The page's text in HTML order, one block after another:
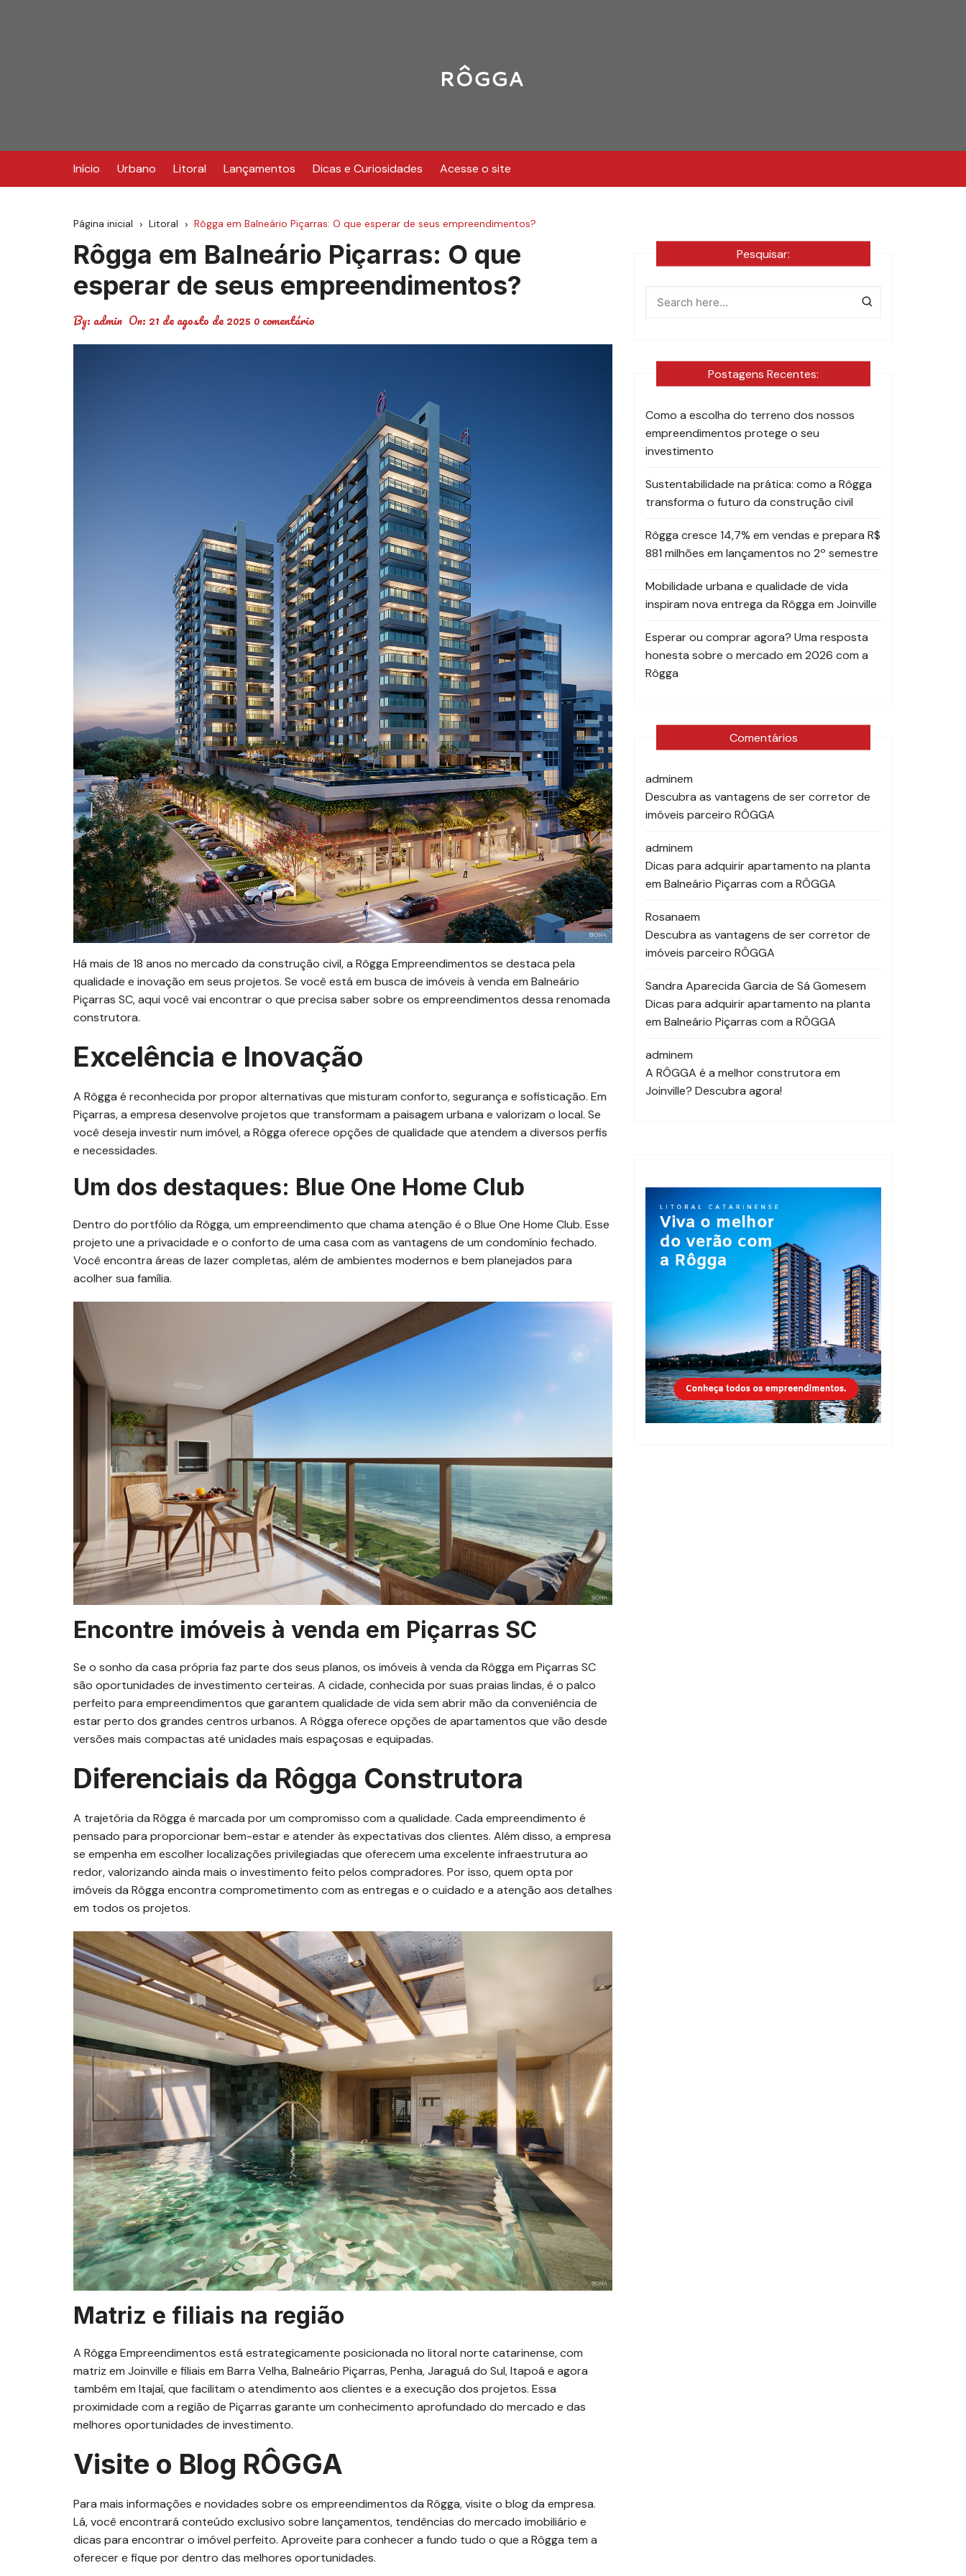
Início Urbano Litoral Lançamentos Dicas e Curiosidades Acesse o site
Página inicial Litoral Rôgga em Balneário Piçarras: O que esperar de seus empreendimentos?
Rôgga em Balneário Piçarras: O que
esperar de seus empreendimentos?
By: admin On: 21 de agosto de 2025 0 comentário
Há mais de 18 anos no mercado da construção civil, a Rôgga Empreendimentos se destaca pela
qualidade e inovação em seus projetos. Se você está em busca de imóveis à venda em Balneário
Piçarras SC, aqui você vai encontrar o que precisa saber sobre os empreendimentos dessa renomada
construtora.
Excelência e Inovação
A Rôgga é reconhecida por propor alternativas que misturam conforto, segurança e sofisticação. Em
Piçarras, a empresa desenvolve projetos que transformam a paisagem urbana e valorizam o local. Se
você deseja investir num imóvel, a Rôgga oferece opções de qualidade que atendem a diversos perfis
e necessidades.
Um dos destaques: Blue One Home Club
Dentro do portfólio da Rôgga, um empreendimento que chama atenção é o Blue One Home Club. Esse
projeto une a privacidade e o conforto de uma casa com as vantagens de um condomínio fechado.
Você encontra áreas de lazer completas, além de ambientes modernos e bem planejados para
acolher sua família.
Encontre imóveis à venda em Piçarras SC
Se o sonho da casa própria faz parte dos seus planos, os imóveis à venda da Rôgga em Piçarras SC
são oportunidades de investimento certeiras. A cidade, conhecida por suas praias lindas, é o palco
perfeito para empreendimentos que garantem qualidade de vida sem abrir mão da conveniência de
estar perto dos grandes centros urbanos. A Rôgga oferece opções de apartamentos que vão desde
versões mais compactas até unidades mais espaçosas e equipadas.
Diferenciais da Rôgga Construtora
A trajetória da Rôgga é marcada por um compromisso com a qualidade. Cada empreendimento é
pensado para proporcionar bem-estar e atender às expectativas dos clientes. Além disso, a empresa
se empenha em escolher localizações privilegiadas que oferecem uma excelente infraestrutura ao
redor, valorizando ainda mais o investimento feito pelos compradores. Por isso, quem opta por
imóveis da Rôgga encontra comprometimento com as entregas e o cuidado e a atenção aos detalhes
em todos os projetos.
Matriz e filiais na região
A Rôgga Empreendimentos está estrategicamente posicionada no litoral norte catarinense, com
matriz em Joinville e filiais em Barra Velha, Balneário Piçarras, Penha, Jaraguá do Sul, Itapoá e agora
também em Itajaí, que facilitam o atendimento aos clientes e a execução dos projetos. Essa
proximidade com a região de Piçarras garante um conhecimento aprofundado do mercado e das
melhores oportunidades de investimento.
Visite o Blog RÔGGA
Para mais informações e novidades sobre os empreendimentos da Rôgga, visite o blog da empresa.
Lá, você encontrará conteúdo exclusivo sobre lançamentos, tendências do mercado imobiliário e
dicas para encontrar o imóvel perfeito. Aproveite para conhecer a fundo tudo o que a Rôgga tem a
oferecer e fique por dentro das melhores oportunidades.
Pesquisar:
Postagens Recentes:
Como a escolha do terreno dos nossos
empreendimentos protege o seu
investimento
Sustentabilidade na prática: como a Rôgga
transforma o futuro da construção civil
Rôgga cresce 14,7% em vendas e prepara R$
881 milhões em lançamentos no 2º semestre
Mobilidade urbana e qualidade de vida
inspiram nova entrega da Rôgga em Joinville
Esperar ou comprar agora? Uma resposta
honesta sobre o mercado em 2026 com a
Rôgga
Comentários
adminem
Descubra as vantagens de ser corretor de
imóveis parceiro RÔGGA
adminem
Dicas para adquirir apartamento na planta
em Balneário Piçarras com a RÔGGA
Rosanaem
Descubra as vantagens de ser corretor de
imóveis parceiro RÔGGA
Sandra Aparecida Garcia de Sá Gomesem
Dicas para adquirir apartamento na planta
em Balneário Piçarras com a RÔGGA
adminem
A RÔGGA é a melhor construtora em
Joinville? Descubra agora!